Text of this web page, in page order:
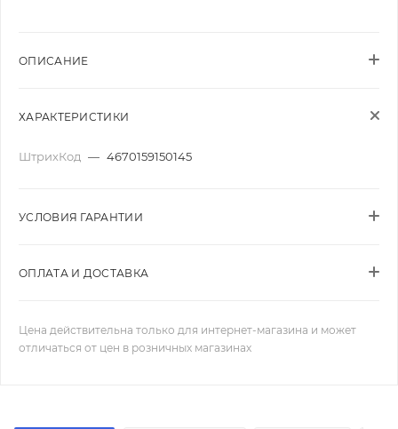
ОПИСАНИЕ
ХАРАКТЕРИСТИКИ
ШтрихКод — 4670159150145
УСЛОВИЯ ГАРАНТИИ
ОПЛАТА И ДОСТАВКА
Цена действительна только для интернет-магазина и может
отличаться от цен в розничных магазинах